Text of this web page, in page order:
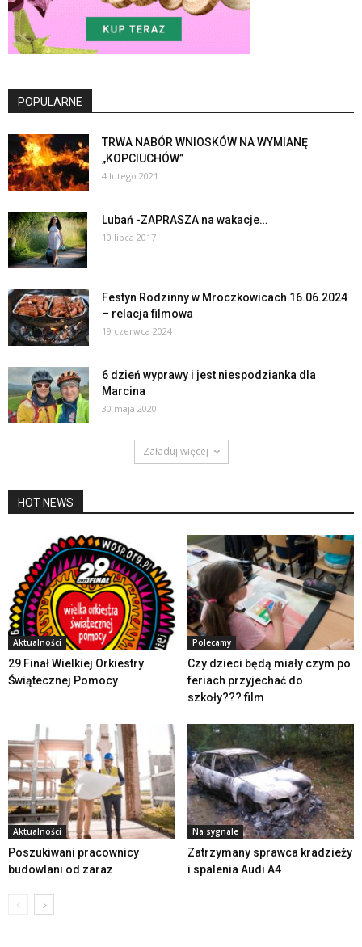
POPULARNE
TRWA NABÓR WNIOSKÓW NA WYMIANĘ
„KOPCIUCHÓW”
4 lutego 2021
Lubań -ZAPRASZA na wakacje…
10 lipca 2017
Festyn Rodzinny w Mroczkowicach 16.06.2024
– relacja filmowa
19 czerwca 2024
6 dzień wyprawy i jest niespodzianka dla
Marcina
30 maja 2020
Załaduj więcej
HOT NEWS
Aktualności
29 Finał Wielkiej Orkiestry
Świątecznej Pomocy
Polecamy
Czy dzieci będą miały czym po
feriach przyjechać do
szkoły??? film
Aktualności
Poszukiwani pracownicy
budowlani od zaraz
Na sygnale
Zatrzymany sprawca kradzieży
i spalenia Audi A4